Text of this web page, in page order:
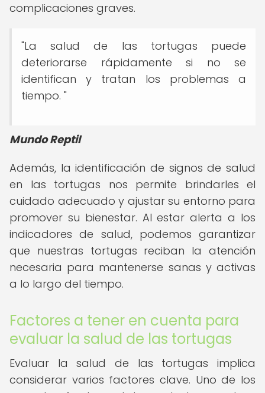
complicaciones graves.
"La salud de las tortugas puede
deteriorarse rápidamente si no se
identifican y tratan los problemas a
tiempo. "
Mundo Reptil
Además, la identificación de signos de salud
en las tortugas nos permite brindarles el
cuidado adecuado y ajustar su entorno para
promover su bienestar. Al estar alerta a los
indicadores de salud, podemos garantizar
que nuestras tortugas reciban la atención
necesaria para mantenerse sanas y activas
a lo largo del tiempo.
Factores a tener en cuenta para
evaluar la salud de las tortugas
Evaluar la salud de las tortugas implica
considerar varios factores clave. Uno de los